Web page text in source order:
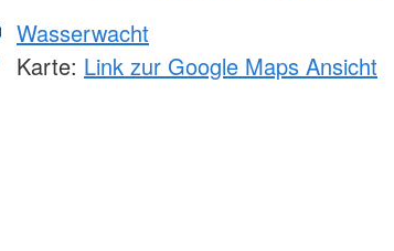
Wasserwacht
Karte: Link zur Google Maps Ansicht